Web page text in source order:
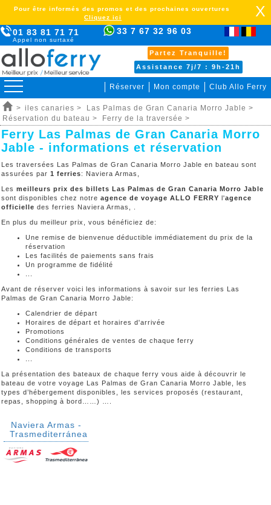
01 83 81 71 71
Appel non surtaxé
33 7 67 32 96 03
Partez Tranquille!
Assistance 7j/7 : 9h-21h
Réserver Mon compte Club Allo Ferry
Pour être informés des promos et des prochaines ouvertures
Cliquez ici
X
> iles canaries >
Las Palmas de Gran Canaria Morro Jable >
Réservation du bateau >
Ferry de la traversée >
Ferry Las Palmas de Gran Canaria Morro
Jable - informations et réservation
Les traversées Las Palmas de Gran Canaria Morro Jable en bateau sont
assurées par 1 ferries: Naviera Armas,
Les meilleurs prix des billets Las Palmas de Gran Canaria Morro Jable
sont disponibles chez notre agence de voyage ALLO FERRY l'agence
officielle des ferries Naviera Armas, .
En plus du meilleur prix, vous bénéficiez de:
Une remise de bienvenue déductible immédiatement du prix de la
réservation
Les facilités de paiements sans frais
Un programme de fidélité
Avant de réserver voici les informations à savoir sur les ferries Las
Palmas de Gran Canaria Morro Jable:
Calendrier de départ
Horaires de départ et horaires d'arrivée
Promotions
Conditions générales de ventes de chaque ferry
Conditions de transports
La présentation des bateaux de chaque ferry vous aide à découvrir le
bateau de votre voyage Las Palmas de Gran Canaria Morro Jable, les
types d’hébergement disponibles, les services proposés (restaurant,
repas, shopping à bord……) ….
Naviera Armas -
Trasmediterránea